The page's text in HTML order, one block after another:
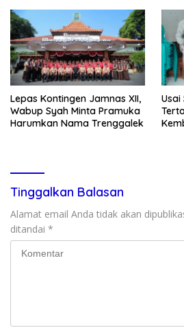
Lepas Kontingen Jamnas XII,
Wabup Syah Minta Pramuka
Harumkan Nama Trenggalek
Tinggalkan Balasan
Alamat email Anda tidak akan
ditandai *